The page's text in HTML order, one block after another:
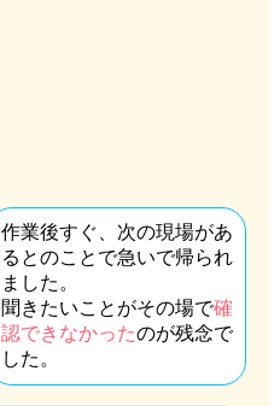
作業後すぐ、次の現場があ
るとのことで急いで帰られ
ました。
聞きたいことがその場で確
認できなかったのが残念で
した。